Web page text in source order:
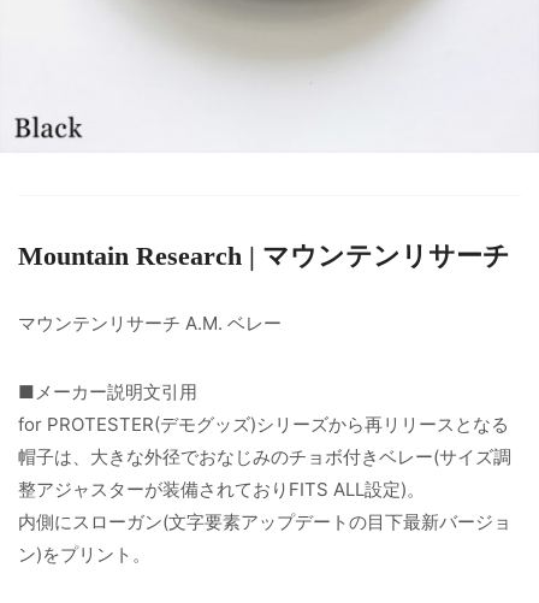
Mountain Research | マウンテンリサーチ
マウンテンリサーチ A.M. ベレー
■メーカー説明文引用
for PROTESTER(デモグッズ)シリーズから再リリースとなる
帽子は、大きな外径でおなじみのチョボ付きベレー(サイズ調
整アジャスターが装備されておりFITS ALL設定)。
内側にスローガン(文字要素アップデートの目下最新バージョ
ン)をプリント。